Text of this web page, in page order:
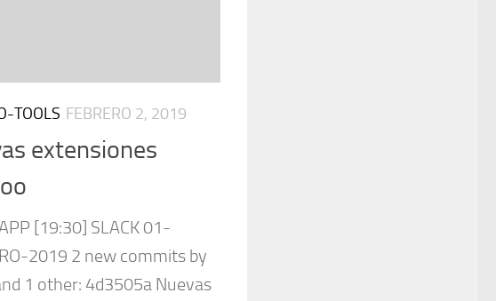
TOOLS FEBRERO 2, 2019
extensiones
[19:30] SLACK 01-
2019 2 new commits by
1 other: 4d3505a Nuevas